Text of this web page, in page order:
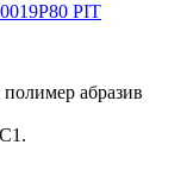
PIT
абразив